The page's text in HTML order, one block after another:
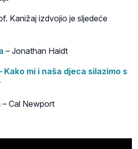
Kanižaj izdvojio je sljedeće
– Jonathan Haidt
Kako mi i naša djeca silazimo s
– Cal Newport